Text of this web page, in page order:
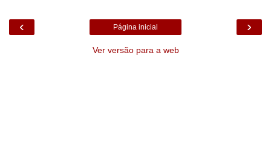
‹ ›
Página inicial
Ver versão para a web